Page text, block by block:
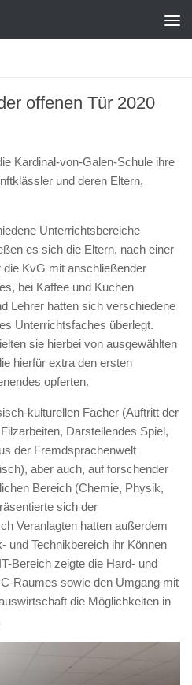
offenen Tür 2020
Kardinal-von-Galen-Schule ihre
und deren Eltern,
Unterrichtsbereiche
es sich die Eltern, nach einer
KvG mit anschließender
bei Kaffee und Kuchen
Lehrer hatten sich verschiedene
Unterrichtsfaches überlegt.
sie hierbei von ausgewählten
hierfür extra den ersten
opferten.
kulturellen Fächer (Auftritt der
Darstellendes Spiel,
der Fremdsprachenwelt
aber auch, auf forschender
Bereich (Chemie, Physik,
sich der
Veranlagten hatten außerdem
und Technikbereich ihr Können
Bereich zeigte die Hard- und
Raumes sowie den Umgang mit
die Möglichkeiten in